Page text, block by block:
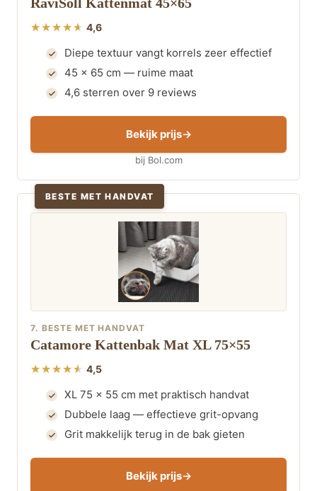
4,6
Diepe textuur vangt korrels zeer effectief
45 x 65 cm — ruime maat
4,6 sterren over 9 reviews
Bekijk prijs
bij Bol.com
BESTE MET HANDVAT
7. BESTE MET HANDVAT
Catamore Kattenbak Mat XL 75×55
4,5
XL 75 x 55 cm met praktisch handvat
Dubbele laag — effectieve grit-opvang
Grit makkelijk terug in de bak gieten
Bekijk prijs